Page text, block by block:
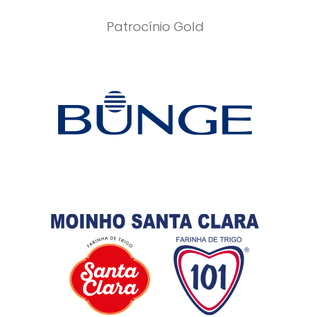
Patrocínio Gold